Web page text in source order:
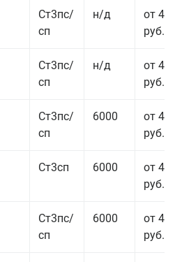
Ст3пс/
сп
н/д
от 45
руб.
Ст3пс/
сп
н/д
от 45
руб.
Ст3пс/
сп
6000
от 43
руб.
Ст3сп 6000
от 43
руб.
Ст3пс/
сп
6000
от 42
руб.